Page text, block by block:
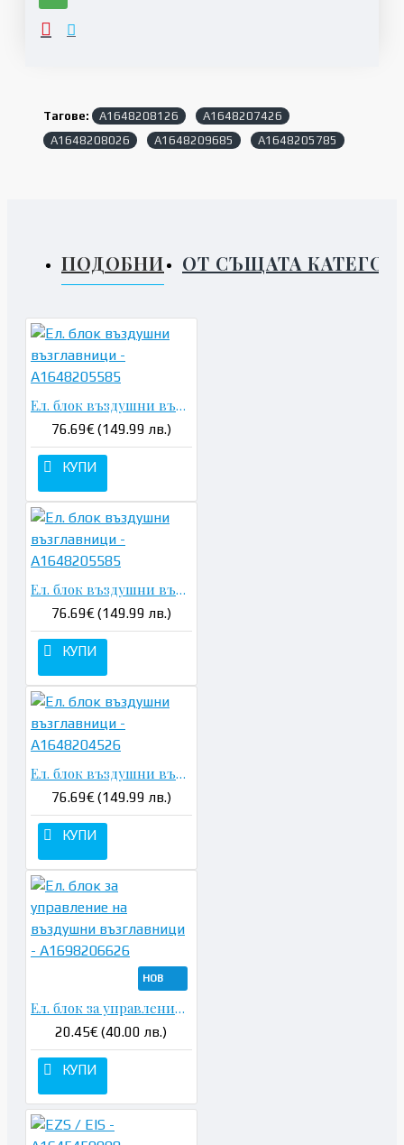
Тагове: A1648208126
A1648207426
A1648208026
A1648209685 A1648205785
ПОДОБНИ ОТ СЪЩАТА
Ел. блок въздушни възглавници - A1648205585
76.69€ (149.99 лв.)
КУПИ
Ел. блок въздушни възглавници - A1648205585
76.69€ (149.99 лв.)
КУПИ
Ел. блок въздушни възглавници - A1648204526
76.69€ (149.99 лв.)
КУПИ
НОВ
Ел. блок за управление на въздушни възглавници - A1698206626
20.45€ (40.00 лв.)
КУПИ